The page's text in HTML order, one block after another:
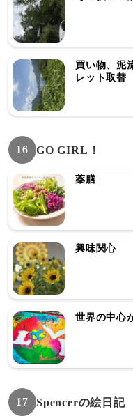
買い物、泥
レット取替
16 GO GIRL！
薬膳
興味関心
世界の中心
17 Spencerの絵日記